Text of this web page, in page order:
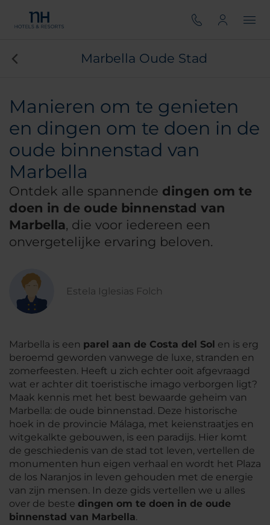
Marbella Oude Stad
Manieren om te genieten
en dingen om te doen in de
oude binnenstad van
Marbella
Ontdek alle spannende dingen om te
doen in de oude binnenstad van
Marbella, die voor iedereen een
onvergetelijke ervaring beloven.
Estela Iglesias Folch
Marbella is een parel aan de Costa del Sol en is erg
beroemd geworden vanwege de luxe, stranden en
zomerfeesten. Heeft u zich echter ooit afgevraagd
wat er achter dit toeristische imago verborgen ligt?
Maak kennis met het best bewaarde geheim van
Marbella: de oude binnenstad. Deze historische
hoek in de provincie Málaga, met keienstraatjes en
witgekalkte gebouwen, is een paradijs. Hier komt
de geschiedenis van de stad tot leven, vertellen de
monumenten hun eigen verhaal en wordt het Plaza
de los Naranjos in leven gehouden met de energie
van zijn mensen. In deze gids vertellen we u alles
over de beste dingen om te doen in de oude
binnenstad van Marbella.